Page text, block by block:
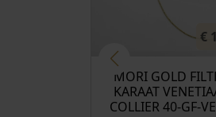
€
MORI GOLD
KARAAT
COLLIER 40-GF-